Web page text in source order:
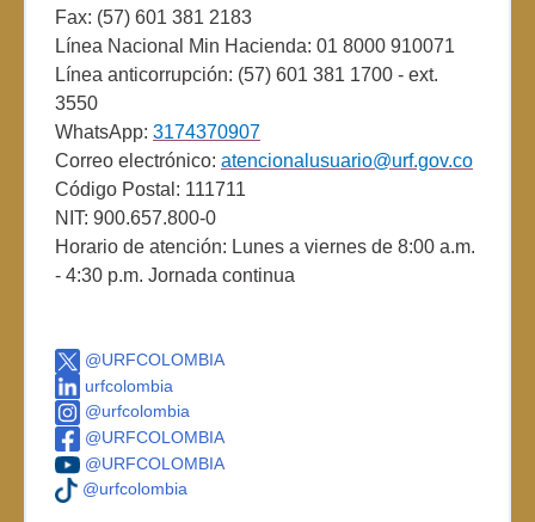
Fax: (57) 601 381 2183
Línea Nacional Min Hacienda: 01 8000 910071
Línea anticorrupción: (57) 601 381 1700 - ext.
3550
WhatsApp: 3174370907
Correo electrónico: atencionalusuario@urf.gov.co
Código Postal: 111711
NIT: 900.657.800-0
Horario de atención: Lunes a viernes de 8:00 a.m.
- 4:30 p.m. Jornada continua
@URFCOLOMBIA
urfcolombia
@urfcolombia
@URFCOLOMBIA
@URFCOLOMBIA
@urfcolombia